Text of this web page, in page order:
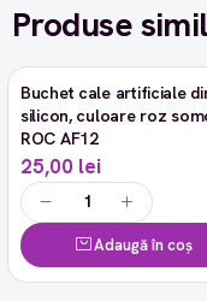
Produse
Buchet cale artificiale
silicon, culoare roz
ROC AF12
25,00 lei
Adaugă în coș